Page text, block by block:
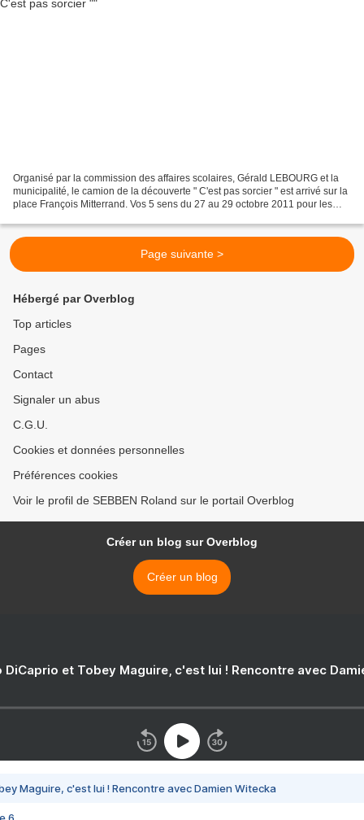
Organisé par la commission des affaires scolaires, Gérald LEBOURG et la
municipalité, le camion de la découverte " C'est pas sorcier " est arrivé sur la
place François Mitterrand. Vos 5 sens du 27 au 29 octobre 2011 pour les
Page suivante >
Hébergé par Overblog
Top articles
Pages
Contact
Signaler un abus
C.G.U.
Cookies et données personnelles
Préférences cookies
Voir le profil de SEBBEN Roland sur le portail Overblog
Créer un blog sur Overblog
Créer un blog
DiCaprio et Tobey Maguire, c'est lui ! Rencontre avec
Maguire, c'est lui ! Rencontre avec Damien Witecka